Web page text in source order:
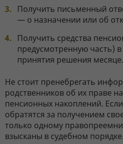
Получить письменный
— о назначении или об
Получить средства
предусмотренную часть)
принятия решения месяце.
Не стоит пренебрегать
родственников об их праве
пенсионных накоплений.
обратятся за получением
только одному
взысканы в судебном порядке.